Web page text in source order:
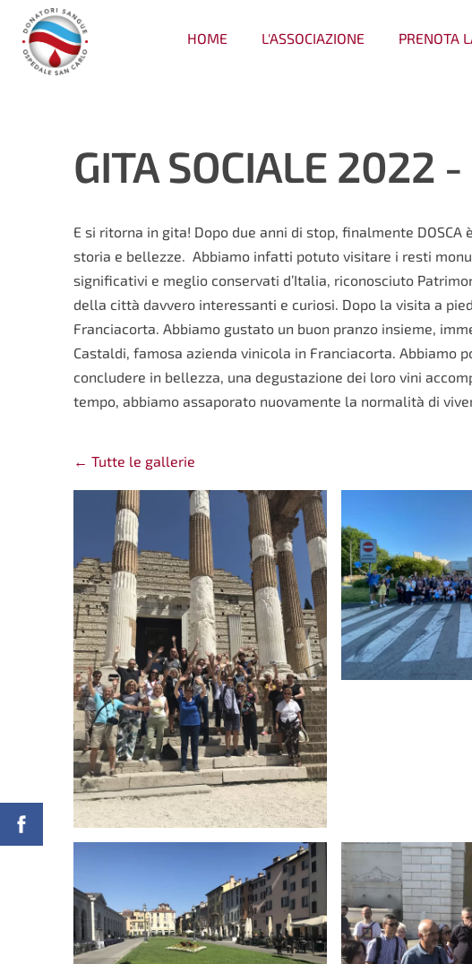
HOME L'ASSOCIAZIONE PRENOTA
GITA SOCIALE 2022 -
E si ritorna in gita! Dopo due anni di stop, finalmente
storia e bellezze. Abbiamo infatti potuto visitare i resti
significativi e meglio conservati d’Italia, riconosciuto
della città davvero interessanti e curiosi. Dopo la visita a
Franciacorta. Abbiamo gustato un buon pranzo insieme,
Castaldi, famosa azienda vinicola in Franciacorta. Abbiamo
concludere in bellezza, una degustazione dei loro vini
tempo, abbiamo assaporato nuovamente la normalità di
Tutte le gallerie